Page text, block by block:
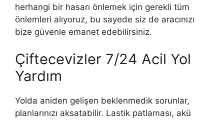
herhangi bir hasarı önlemek için gerekli tüm
önlemleri alıyoruz, bu sayede siz de aracınızı
bize güvenle emanet edebilirsiniz.
Çiftecevizler 7/24 Acil Yol
Yardım
Yolda aniden gelişen beklenmedik sorunlar,
planlarınızı aksatabilir. Lastik patlaması, akü